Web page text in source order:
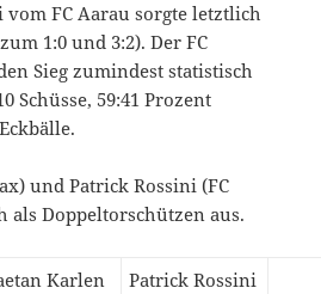
vom FC Aarau sorgte letztlich
1:0 und 3:2). Der FC
Sieg zumindest statistisch
Schüsse, 59:41 Prozent
und Patrick Rossini (FC
als Doppeltorschützen aus.
Karlen Patrick Rossini